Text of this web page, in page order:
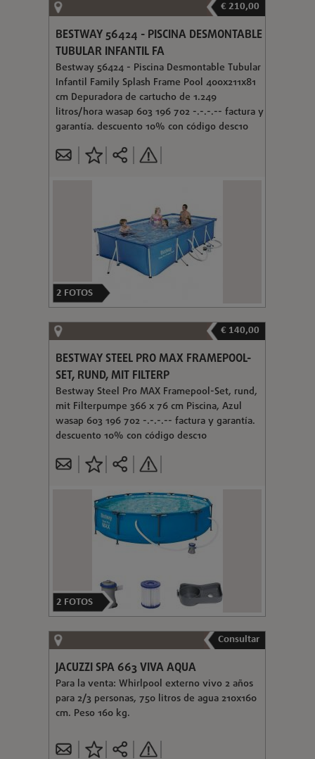
€ 210,00
BESTWAY 56424 - PISCINA DESMONTABLE
TUBULAR INFANTIL FA
Bestway 56424 - Piscina Desmontable Tubular
Infantil Family Splash Frame Pool 400x211x81
cm Depuradora de cartucho de 1.249
litros/hora wasap 603 196 702 -.-.-.-- factura y
garantía. descuento 10% con código desc10
2 FOTOS
€ 140,00
BESTWAY STEEL PRO MAX FRAMEPOOL-
SET, RUND, MIT FILTERP
Bestway Steel Pro MAX Framepool-Set, rund,
mit Filterpumpe 366 x 76 cm Piscina, Azul
wasap 603 196 702 -.-.-.-- factura y garantía.
descuento 10% con código desc10
2 FOTOS
Consultar
JACUZZI SPA 663 VIVA AQUA
Para la venta: Whirlpool externo vivo 2 años
para 2/3 personas, 750 litros de agua 210x160
cm. Peso 160 kg.